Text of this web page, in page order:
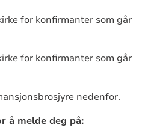
for konfirmanter som går
for konfirmanter som går
nedenfor.
å melde deg på: